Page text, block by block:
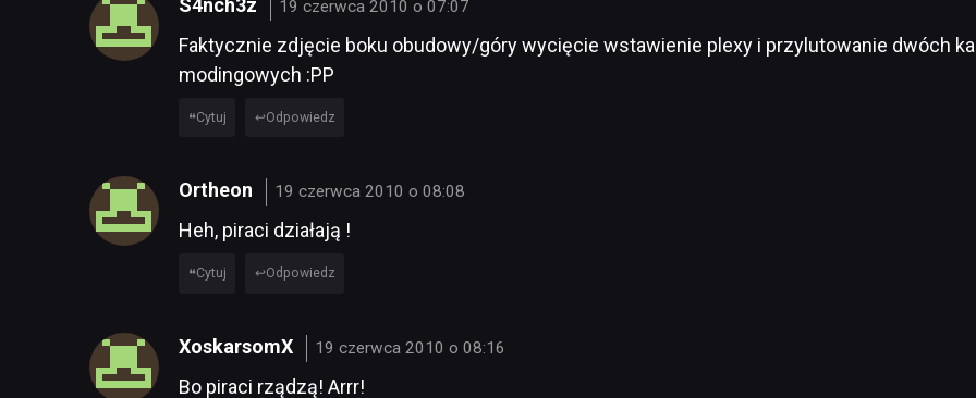
S4nch3z 19 czerwca 2010 o 07:07
Faktycznie zdjęcie boku obudowy/góry wycięcie wstawienie plexy i przylutowanie dwóch
modingowych :PP
Cytuj Odpowiedz
Ortheon 19 czerwca 2010 o 08:08
Heh, piraci działają !
Cytuj Odpowiedz
XoskarsomX 19 czerwca 2010 o 08:16
Bo piraci rządzą! Arrr!